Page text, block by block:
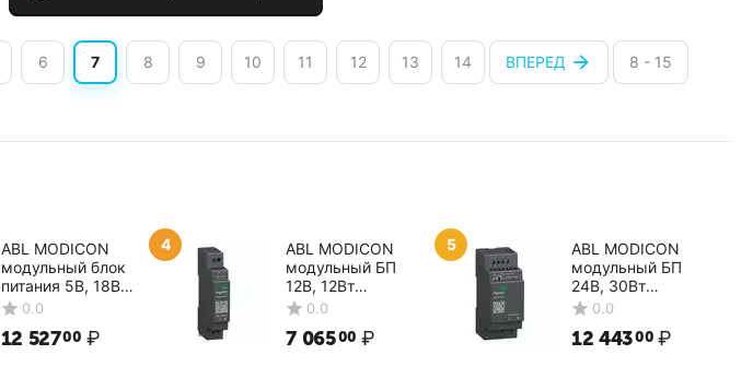
6 7 8 9 10 11 12 13 14 ВПЕРЕД 8 - 15
ABL MODICON
модульный блок
питания 5В, 18Вт
ABLM1A05036
0.0
12 52700 ₽
4
ABL MODICON
модульный БП
12В, 12Вт
ABLM1A12010
0.0
7 06500 ₽
5
ABL MODICON
модульный БП
24В, 30Вт
ABLM1A24012
0.0
12 44300 ₽